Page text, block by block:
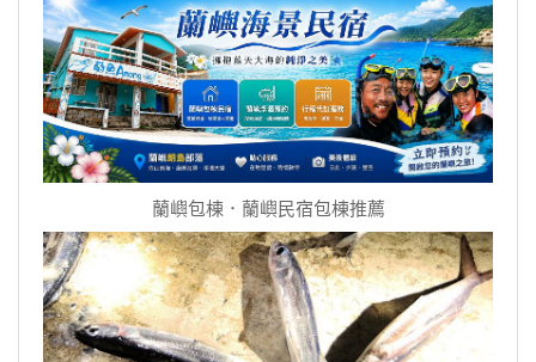
蘭嶼包棟．蘭嶼民宿包棟推薦